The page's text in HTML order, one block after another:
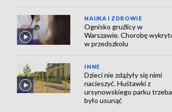
NAUKA I ZDROWIE
Ognisko gruźlicy w
Warszawie. Chorobę
w przedszkolu
INNE
Dzieci nie zdążyły się nimi
nacieszyć. Huśtawki z
ursynowskiego parku trzeba
było usunąć